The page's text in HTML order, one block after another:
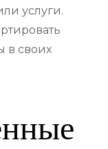
услуги.
в своих